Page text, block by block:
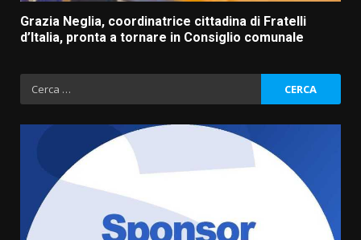
Grazia Neglia, coordinatrice cittadina di Fratelli
d’Italia, pronta a tornare in Consiglio comunale
Ricerca
per: